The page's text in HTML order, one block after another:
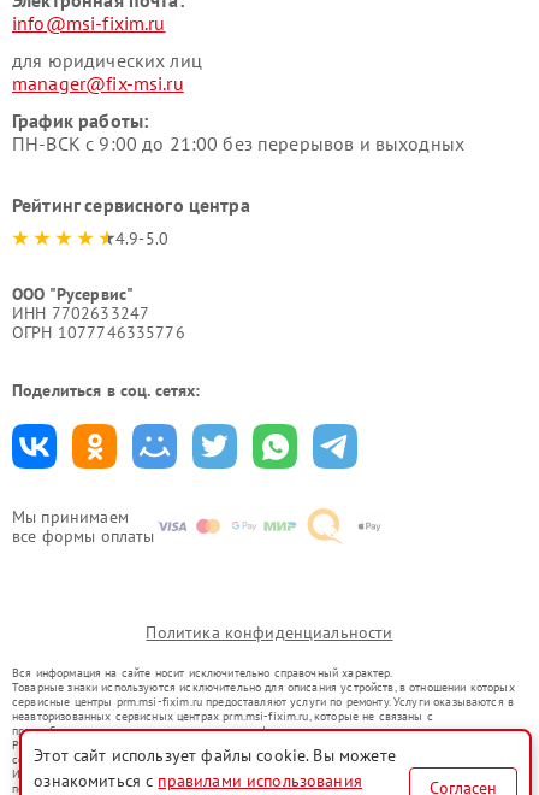
Мы принимаем
все формы оплаты
info@msi-fixim.ru
для юридических лиц
manager@fix-msi.ru
График работы:
ПН-ВСК с 9:00 до 21:00 без перерывов и выходных
Рейтинг сервисного центра
4.9-5.0
ООО "Русервис"
ИНН 7702633247
ОГРН 1077746335776
Поделиться в соц. сетях:
Политика конфиденциальности
Вся информация на сайте носит исключительно справочный характер.
Товарные знаки используются исключительно для описания устройств, в отношении которых
сервисные центры prm.msi-fixim.ru предоставляют услуги по ремонту. Услуги оказываются в
неавторизованных сервисных центрах prm.msi-fixim.ru, которые не связаны с
правообладателями товарных знаков или их официальными представителями.
Ремонт осуществляется для устройств, уже введенных в гражданский оборот в соответствии
со статьей 1487 ГК РФ.
Использование товарных знаков не преследует цели индивидуализации услуг или введения
потребителей в заблуждение, а служит для информирования о предоставляемых услугах по
Этот сайт использует файлы cookie. Вы можете
ознакомиться с правилами использования Согласен